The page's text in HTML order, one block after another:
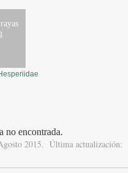
no encontrada.
2015. Última actualización: